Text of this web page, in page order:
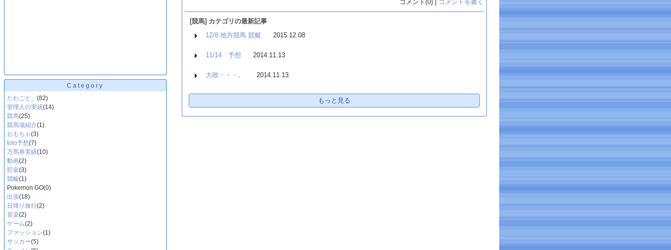
Category
たわごと。 (82)
管理人の実績(14)
競馬(25)
競馬場紹介(1)
おもちゃ(3)
toto予想(7)
万馬券実績(10)
動画(2)
貯金(3)
競輪(1)
Pokemon GO(0)
出張(18)
日帰り旅行(2)
音楽(2)
ゲーム(2)
ファッション(1)
サッカー(5)
コメント(0) |
コメントを書く
[競馬] カテゴリの最新記事
12/8 地方競馬 競艇
2015.12.08
11/14 予想 2014.11.13
大敗・・・。 2014.11.13
もっと見る